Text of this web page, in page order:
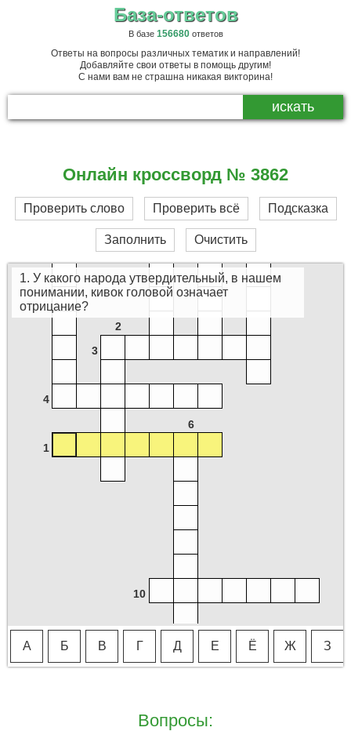
База-ответов
В базе 156680ответов
Ответы на вопросы различных тематик и направлений!
Добавляйте свои ответы в помощь другим!
С нами вам не страшна никакая викторина!
Онлайн кроссворд № 3862
Проверить слово Проверить всё Подсказка
Заполнить Очистить
1. У какого народа утвердительный, в нашем
понимании, кивок головой означает
отрицание?
А Б В Г Д Е Ё Ж З
9
7
2
3
4
6
1
10
Вопросы: